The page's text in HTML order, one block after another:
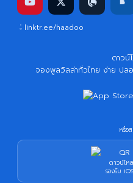
linktr.ee/haadoo
ดาวน์
จองพูลวิลล่าทั่วไทย ง่าย ปล
หรือ
ดาวน์โ
รองรับ